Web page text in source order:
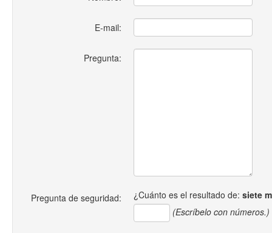
E-mail:
Pregunta:
Pregunta de seguridad: ¿Cuánto es el resultado de: siete
(Escríbelo con números.)